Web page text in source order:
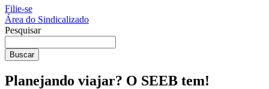
Filie-se
Área do Sindicalizado
Pesquisar
Buscar
Planejando viajar? O SEEB tem!